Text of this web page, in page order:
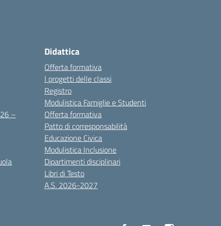
–
Didattica
Offerta formativa
I progetti delle classi
Registro
Modulistica Famiglie e Studenti
Offerta formativa
Patto di corresponsabilità
Educazione Civica
Modulistica Inclusione
Dipartimenti disciplinari
Libri di Testo
A.S. 2026-2027